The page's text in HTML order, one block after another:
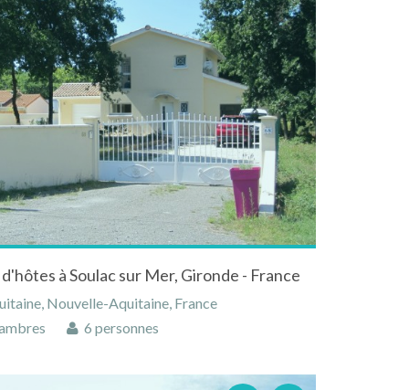
à Soulac sur Mer, Gironde - France
Nouvelle-Aquitaine, France
6 personnes